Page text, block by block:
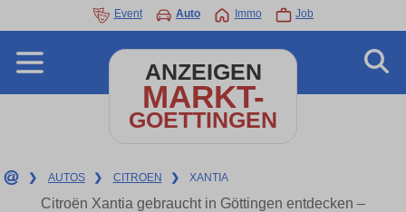
Event Auto Immo Job
ANZEIGEN
MARKT-
GOETTINGEN
❯ AUTOS ❯ CITROEN ❯ XANTIA
Citroën Xantia gebraucht in Göttingen entdecken –